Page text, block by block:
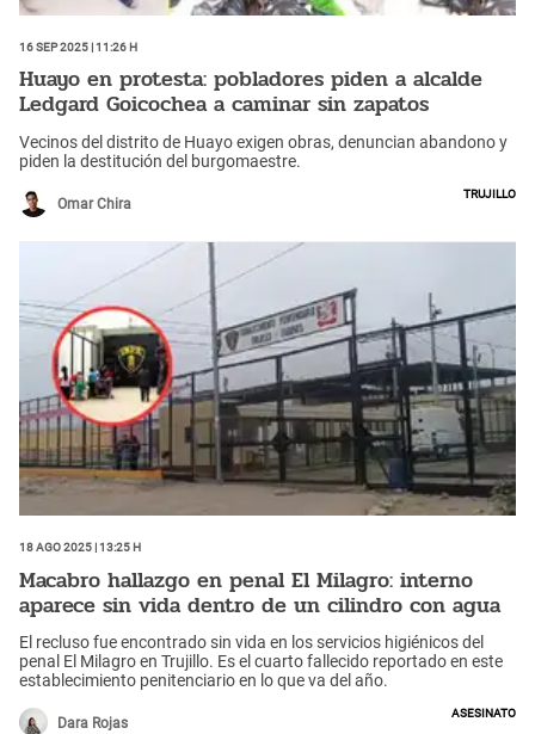
16 Sep 2025 | 11:26 h
Huayo en protesta: pobladores piden a alcalde
Ledgard Goicochea a caminar sin zapatos
Vecinos del distrito de Huayo exigen obras, denuncian abandono y
piden la destitución del burgomaestre.
Omar Chira
Trujillo
18 Ago 2025 | 13:25 h
Macabro hallazgo en penal El Milagro: interno
aparece sin vida dentro de un cilindro con agua
El recluso fue encontrado sin vida en los servicios higiénicos del
penal El Milagro en Trujillo. Es el cuarto fallecido reportado en este
establecimiento penitenciario en lo que va del año.
Dara Rojas
Asesinato